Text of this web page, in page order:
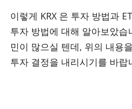
이렇게 KRX 은 투자 방법과
투자 방법에 대해 알아보았습
민이 많으실 텐데, 위의 내용
투자 결정을 내리시기를 바랍